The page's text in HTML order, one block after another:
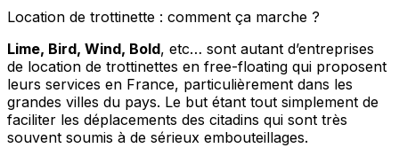
Location de trottinette : comment ça marche ?
Lime, Bird, Wind, Bold, etc… sont autant d’entreprises
de location de trottinettes en free-floating qui proposent
leurs services en France, particulièrement dans les
grandes villes du pays. Le but étant tout simplement de
faciliter les déplacements des citadins qui sont très
souvent soumis à de sérieux embouteillages.